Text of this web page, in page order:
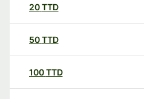
20TTD
50TTD
100TTD